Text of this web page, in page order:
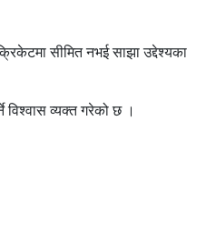
सीमित नभई साझा उद्देश्यका
विश्वास व्यक्त गरेको छ ।